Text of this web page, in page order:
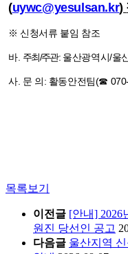
(uywc@yesulsan.kr)
※ 신청서류 붙임 참조
바. 주최/주관: 울산광역시/울
사. 문 의: 활동안전팀(☎
목록보기
이전글 [안내] 2026
원진 당선인 공고
다음글 울산지역